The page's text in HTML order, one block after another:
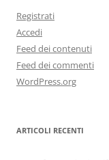
Registrati
Accedi
Feed dei contenuti
Feed dei commenti
WordPress.org
ARTICOLI RECENTI